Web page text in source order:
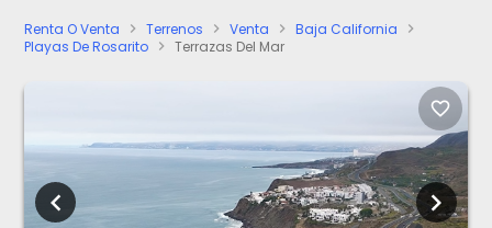
Renta O Venta chevron_right Terrenos chevron_right Venta chevron_right Baja California chevron_right
Playas De Rosarito chevron_right Terrazas Del Mar
favorite_border
chevron_left chevron_right